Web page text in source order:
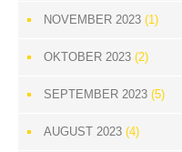
NOVEMBER 2023 (1)
OKTOBER 2023 (2)
SEPTEMBER 2023 (5)
AUGUST 2023 (4)